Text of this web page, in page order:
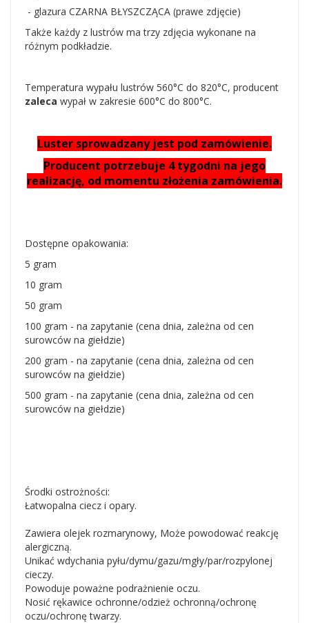
- glazura CZARNA BŁYSZCZĄCA (prawe zdjęcie)
Także każdy z lustrów ma trzy zdjęcia wykonane na
różnym podkładzie.
Temperatura wypału lustrów 560°C do 820°C, producent
zaleca wypał w zakresie 600°C do 800°C.
Luster sprowadzany jest pod zamówienie.
Producent potrzebuje 4 tygodni na jego
realizację, od momentu złożenia zamówienia.
Dostępne opakowania:
5 gram
10 gram
50 gram
100 gram - na zapytanie (cena dnia, zależna od cen
surowców na giełdzie)
200 gram - na zapytanie (cena dnia, zależna od cen
surowców na giełdzie)
500 gram - na zapytanie (cena dnia, zależna od cen
surowców na giełdzie)
Środki ostrożności:
Łatwopalna ciecz i opary.
Zawiera olejek rozmarynowy, Może powodować reakcję
alergiczną.
Unikać wdychania pyłu/dymu/gazu/mgły/par/rozpylonej
cieczy.
Powoduje poważne podrażnienie oczu.
Nosić rękawice ochronne/odzież ochronną/ochronę
oczu/ochronę twarzy.